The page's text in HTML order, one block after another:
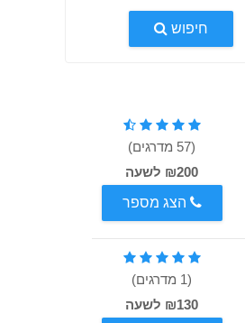
חיפוש
(57 מדרגים)
₪200 לשעה
הצג מספר
(1 מדרגים)
₪130 לשעה